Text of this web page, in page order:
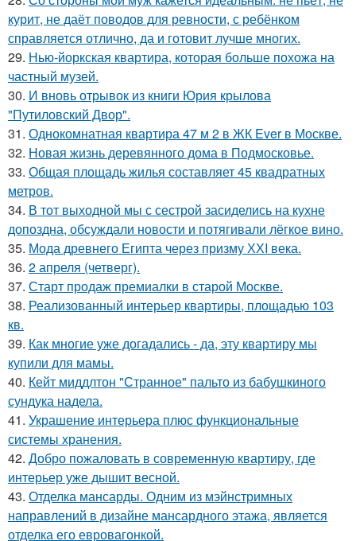
курит, не даёт поводов для ревности, с ребёнком
справляется отлично, да и готовит лучше многих.
29. Нью-йоркская квартира, которая больше похожа на
частный музей.
30. И вновь отрывок из книги Юрия крылова
"Путиловский Двор".
31. Однокомнатная квартира 47 м 2 в ЖК Ever в Москве.
32. Новая жизнь деревянного дома в Подмосковье.
33. Общая площадь жилья составляет 45 квадратных
метров.
34. В тот выходной мы с сестрой засиделись на кухне
допоздна, обсуждали новости и потягивали лёгкое вино.
35. Мода древнего Египта через призму ХХI века.
36. 2 апреля (четверг).
37. Старт продаж премиалки в старой Москве.
38. Реализованный интерьер квартиры, площадью 103
кв.
39. Как многие уже догадались - да, эту квартиру мы
купили для мамы.
40. Кейт миддлтон "Странное" пальто из бабушкиного
сундука надела.
41. Украшение интерьера плюс функциональные
системы хранения.
42. Добро пожаловать в современную квартиру, где
интерьер уже дышит весной.
43. Отделка мансарды. Одним из мэйнстримных
направлений в дизайне мансардного этажа, является
отделка его евровагонкой.